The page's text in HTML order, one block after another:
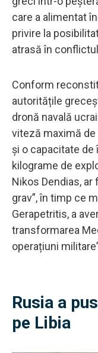
care a alimentat
privire la
atrasă în
Conform
autoritățile
dronă navală
viteză maximă
și o capacitate de
kilograme de
Nikos Dendias,
grav”, în timp ce
Gerapetritis, a
transformarea
operațiuni
Rusia a
pe Libia